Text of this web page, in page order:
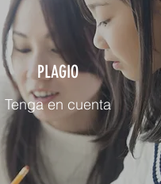
PLAGIO
Tenga en cuenta